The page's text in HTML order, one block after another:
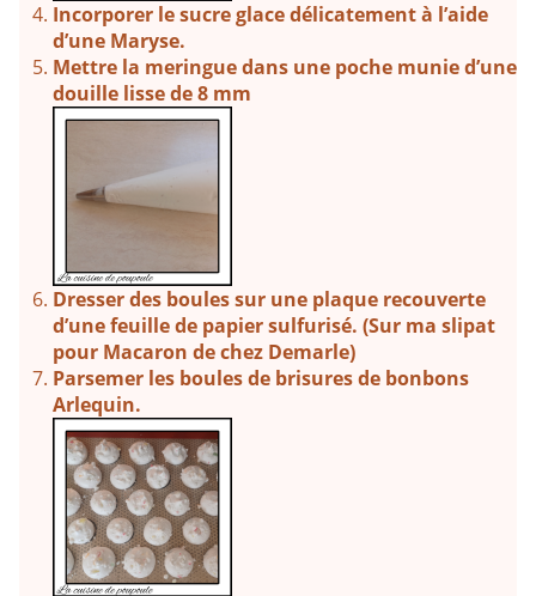
Incorporer le sucre glace délicatement à l’aide
d’une Maryse.
Mettre la meringue dans une poche munie d’une
douille lisse de 8 mm
Dresser des boules sur une plaque recouverte
d’une feuille de papier sulfurisé. (Sur ma slipat
pour Macaron de chez Demarle)
Parsemer les boules de brisures de bonbons
Arlequin.